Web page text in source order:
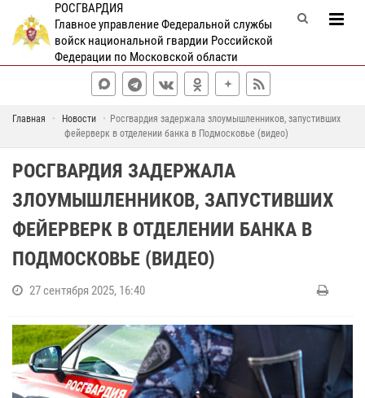
РОСГВАРДИЯ
Главное управление Федеральной службы
войск национальной гвардии Российской
Федерации по Московской области
Главная Новости
Росгвардия задержала злоумышленников, запустивших
фейерверк в отделении банка в Подмосковье (видео)
РОСГВАРДИЯ ЗАДЕРЖАЛА
ЗЛОУМЫШЛЕННИКОВ, ЗАПУСТИВШИХ
ФЕЙЕРВЕРК В ОТДЕЛЕНИИ БАНКА В
ПОДМОСКОВЬЕ (ВИДЕО)
27 сентября 2025, 16:40